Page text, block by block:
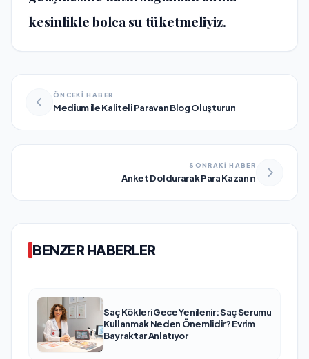
kesinlikle bolca su tüketmeliyiz.
ÖNCEKİ HABER
Medium ile Kaliteli Paravan Blog Oluşturun
SONRAKİ HABER
Anket Doldurarak Para Kazanın
BENZER HABERLER
Saç Kökleri Gece Yenilenir: Saç Serumu
Kullanmak Neden Önemlidir? Evrim
Bayraktar Anlatıyor